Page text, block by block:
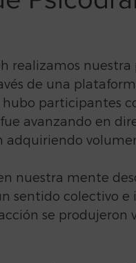
realizamos
de una
participantes
fue avanzando en
adquiriendo
nuestra mente
sentido colectivo e
se produjeron